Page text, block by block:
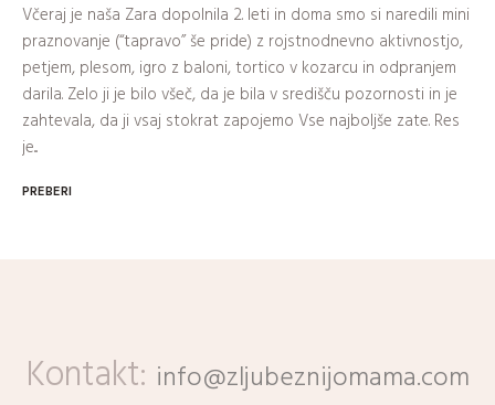
Včeraj je naša Zara dopolnila 2. leti in doma smo si naredili mini
praznovanje (“tapravo” še pride) z rojstnodnevno aktivnostjo,
petjem, plesom, igro z baloni, tortico v kozarcu in odpranjem
darila. Zelo ji je bilo všeč, da je bila v središču pozornosti in je
zahtevala, da ji vsaj stokrat zapojemo Vse najboljše zate. Res
je...
PREBERI
Kontakt: info@zljubeznijomama.com